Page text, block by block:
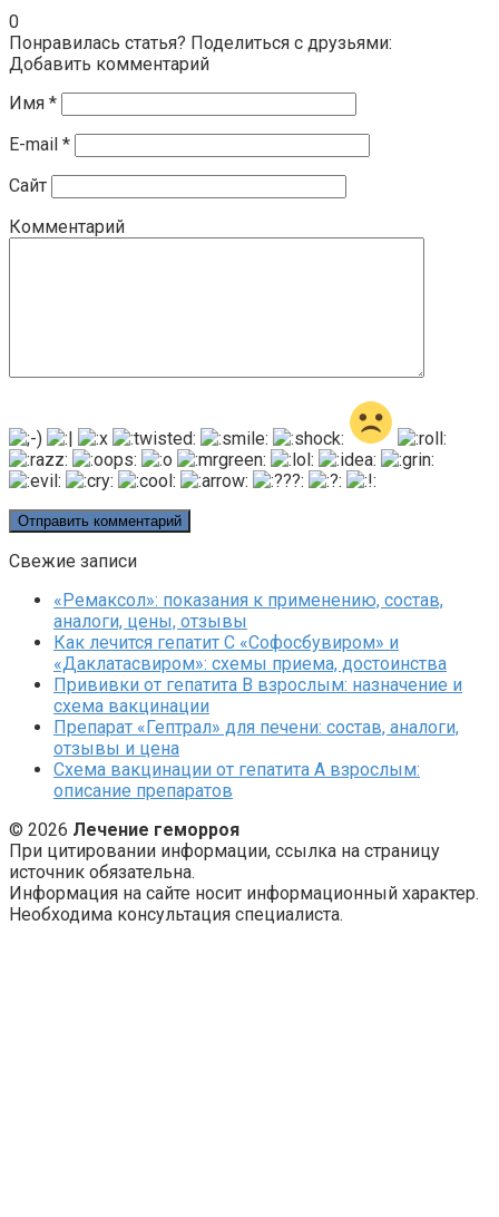
0
Понравилась статья? Поделиться с друзьями:
Добавить комментарий
Имя *
E-mail *
Сайт
Комментарий
Свежие записи
«Ремаксол»: показания к применению, состав,
аналоги, цены, отзывы
Как лечится гепатит C «Софосбувиром» и
«Даклатасвиром»: схемы приема, достоинства
Прививки от гепатита В взрослым: назначение и
схема вакцинации
Препарат «Гептрал» для печени: состав, аналоги,
отзывы и цена
Схема вакцинации от гепатита А взрослым:
описание препаратов
© 2026 Лечение геморроя
При цитировании информации, ссылка на страницу
источник обязательна.
Информация на сайте носит информационный характер.
Необходима консультация специалиста.